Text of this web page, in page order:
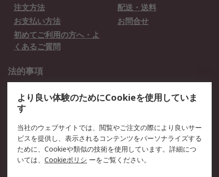
注文方法
配送・送料
お支払い方法
お問合せ
初めてご利用の方へ・よ
くあるご質問
法的事項
クッキーポリシー
RSについて
会社概要
採用情報
プレスリリース＆お知ら
コーポレートサイト
より良い体験のためにCookieを使用していま
す
当社のウェブサイトでは、閲覧やご注文の際により良いサー
ビスを提供し、表示されるコンテンツをパーソナライズする
ために、Cookieや類似の技術を使用しています。詳細につ
いては、 Cookieポリシ ーをご覧ください。